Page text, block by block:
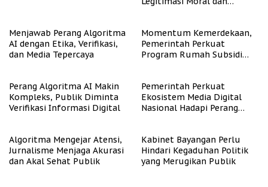
Menjawab Perang Algoritma
AI dengan Etika, Verifikasi,
dan Media Tepercaya
Momentum Kemerdekaan,
Pemerintah Perkuat
Program Rumah Subsidi
Perang Algoritma AI Makin
Kompleks, Publik Diminta
Verifikasi Informasi Digital
Pemerintah Perkuat
Ekosistem Media Digital
Nasional Hadapi Perang
Algoritma Mengejar Atensi,
Jurnalisme Menjaga Akurasi
dan Akal Sehat Publik
Kabinet Bayangan Perlu
Hindari Kegaduhan Politik
yang Merugikan Publik